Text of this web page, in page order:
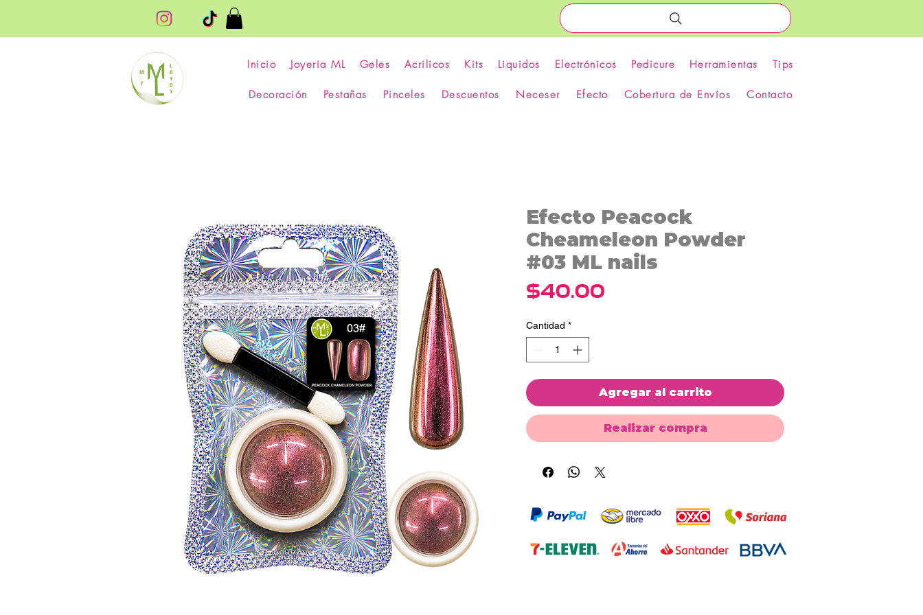
Inicio Joyería ML Geles Acrilicos Kits Liquidos Electrónicos Pedicure Herramientas Tips
Decoración Pestañas Pinceles Descuentos Neceser Efecto Cobertura de Envíos Contacto
Efecto Peacock
Cheameleon Powder
#03 ML nails
$40.00
Cantidad *
Agregar al carrito
Realizar compra